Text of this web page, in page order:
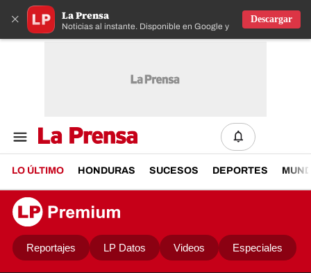
× La Prensa
Noticias al instante. Disponible en Google y IOS
Descargar
LO ÚLTIMO HONDURAS SUCESOS DEPORTES
Reportajes LP Datos Videos Especiales